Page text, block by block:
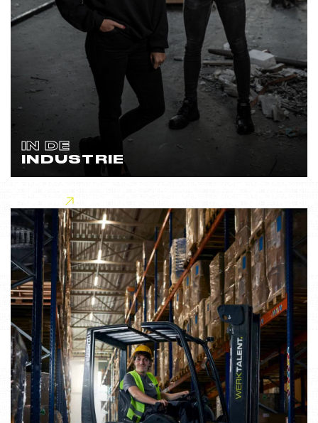
IN DE
INDUSTRIE